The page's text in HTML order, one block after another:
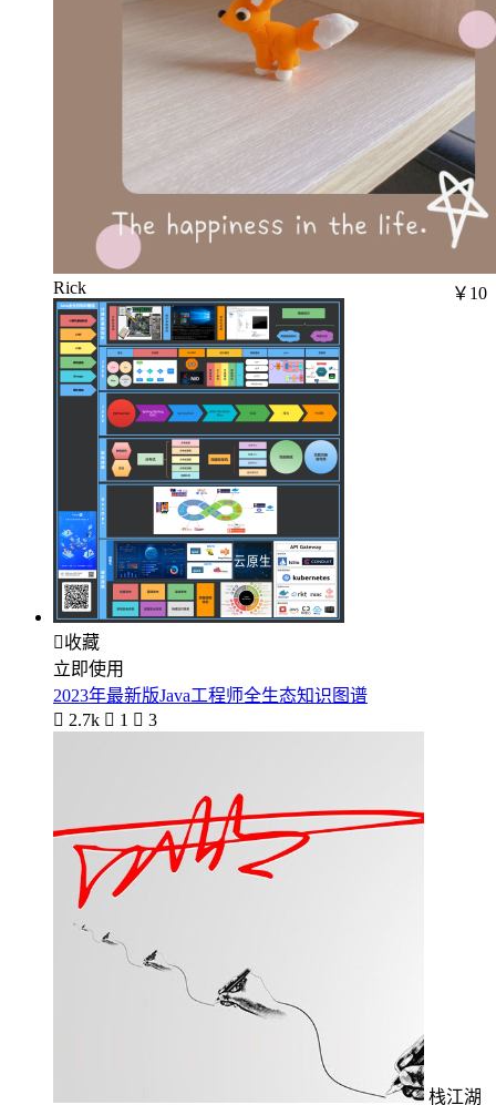
Rick ￥10
收藏
立即使用
2023年最新版Java工程师全生态知识图谱
 2.7k  1  3
栈江湖